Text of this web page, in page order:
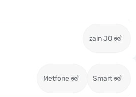
zain JO
Metfone Smart